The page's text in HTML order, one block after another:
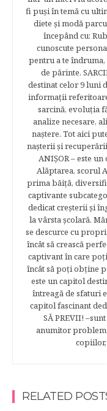
fi puşi în temă cu
diete şi modă
începând cu:
cunoscute
pentru a te
de părinte.
destinat celor 9 luni
informaţii
sarcină, evoluţia
analize necesare,
naştere. Tot aici
naşterii şi
ANIŞOR – este
Alăptarea, scorul
prima băiţă,
captivante
dedicat creşterii şi
la vârsta şcolară.
se descurce cu
încât să crească
captivant în care
încât să poţi obţine
este un capitol
întreagă de sfaturi
capitol fascinant
SĂ PREVII!
anumitor
copiilor,
RELATED